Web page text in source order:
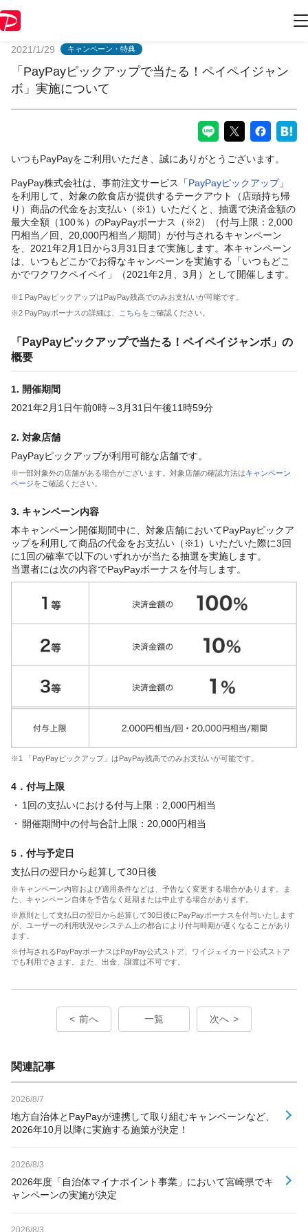
2021/1/29 キャンペーン・特典
「PayPayピックアップで当たる！ペイペイジャン
ボ」実施について
いつもPayPayをご利用いただき、誠にありがとうございます。
PayPay株式会社は、事前注文サービス「PayPayピックアップ」
を利用して、対象の飲食店が提供するテークアウト（店頭持ち帰
り）商品の代金をお支払い（※1）いただくと、抽選で決済金額の
最大全額（100％）のPayPayボーナス（※2）（付与上限：2,000
円相当／回、20,000円相当／期間）が付与されるキャンペーン
を、2021年2月1日から3月31日まで実施します。本キャンペーン
は、いつもどこかでお得なキャンペーンを実施する「いつもどこ
かでワクワクペイペイ」（2021年2月、3月）として開催します。
※1 PayPayピックアップはPayPay残高でのみお支払いが可能です。
※2 PayPayボーナスの詳細は、
こちらをご確認ください。
「PayPayピックアップで当たる！ペイペイジャンボ」の
概要
1. 開催期間
2021年2月1日午前0時～3月31日午後11時59分
2. 対象店舗
PayPayピックアップが利用可能な店舗です。
※一部対象外の店舗がある場合がございます。対象店舗の確認方法はキャンペーン
ページをご確認ください。
3. キャンペーン内容
本キャンペーン開催期間中に、対象店舗においてPayPayピックア
ップを利用して商品の代金をお支払い（※1）いただいた際に3回
に1回の確率で以下のいずれかが当たる抽選を実施します。
当選者には次の内容でPayPayボーナスを付与します。
※1 「PayPayピックアップ」はPayPay残高でのみお支払いが可能です。
4．付与上限
1回の支払いにおける付与上限：2,000円相当
開催期間中の付与合計上限：20,000円相当
5．付与予定日
支払日の翌日から起算して30日後
※キャンペーン内容および適用条件などは、予告なく変更する場合があります。ま
た、キャンペーン自体を予告なく延期または中止する場合があります。
※原則として支払日の翌日から起算して30日後にPayPayボーナスを付与いたします
が、ユーザーの利用状況やシステム上の都合により付与時期が遅くなることがあり
ます。
※付与されるPayPayボーナスはPayPay公式ストア、ワイジェイカード公式ストア
でも利用できます。また、出金、譲渡は不可です。
前へ 一覧 次へ
関連記事
2026/8/7
地方自治体とPayPayが連携して取り組むキャンペーンなど、
2026年10月以降に実施する施策が決定！
2026/8/3
2026年度「自治体マイナポイント事業」において宮崎県でキ
ャンペーンの実施が決定